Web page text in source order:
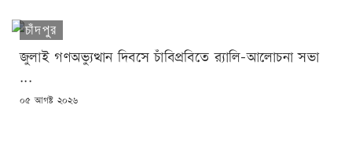
চাঁদপুর
জুলাই গণঅভ্যুত্থান দিবসে চাঁবিপ্রবিতে র‍্যালি-আলোচনা সভা
...
POSTED
০৫ আগষ্ট ২০২৬